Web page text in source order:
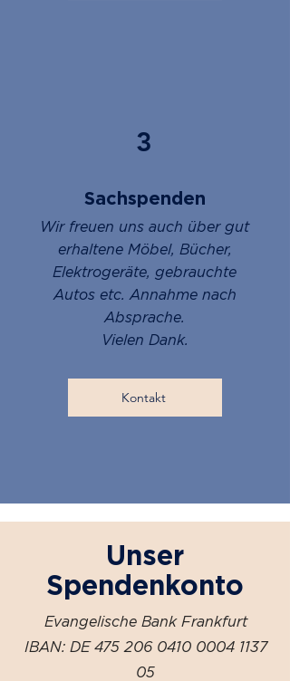
3
Sachspenden
Wir freuen uns auch über gut
erhaltene Möbel, Bücher,
Elektrogeräte, gebrauchte
Autos etc. Annahme nach
Absprache.
Vielen Dank.
Kontakt
Unser
Spendenkonto
Evangelische Bank Frankfurt
IBAN: DE475 206 0410 00041137
05